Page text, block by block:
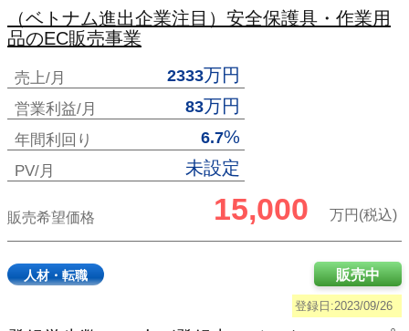
（ベトナム進出企業注目）安全保護具・作業用
品のEC販売事業
売上/月 2333万円
営業利益/月 83万円
年間利回り 6.7%
PV/月 未設定
販売希望価格 15,000 万円(税込)
人材・転職
登録日:2023/09/26
販売中